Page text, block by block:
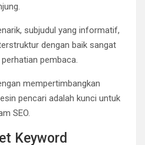
subjudul yang informatif,
dengan baik sangat
pembaca.
mempertimbangkan
pencari adalah kunci untuk
SEO.
Keyword